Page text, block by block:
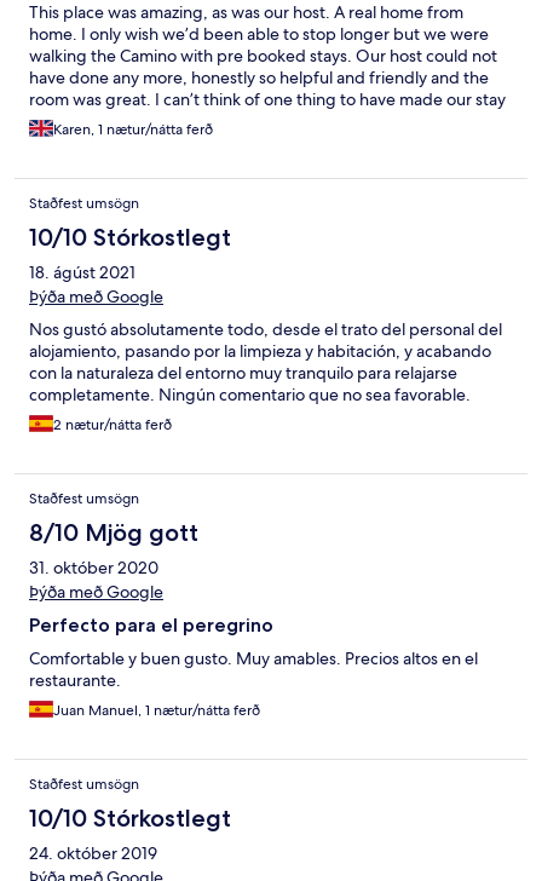
This place was amazing, as was our host. A real home from
home. I only wish we’d been able to stop longer but we were
walking the Camino with pre booked stays. Our host could not
have done any more, honestly so helpful and friendly and the
room was great. I can’t think of one thing to have made our stay
more enjoyable. Muchos gracious. 10/10.
Karen, 1 nætur/nátta ferð
Staðfest umsögn
10/10 Stórkostlegt
18. ágúst 2021
Þýða með Google
Nos gustó absolutamente todo, desde el trato del personal del
alojamiento, pasando por la limpieza y habitación, y acabando
con la naturaleza del entorno muy tranquilo para relajarse
completamente. Ningún comentario que no sea favorable.
2 nætur/nátta ferð
Staðfest umsögn
8/10 Mjög gott
31. október 2020
Þýða með Google
Perfecto para el peregrino
Comfortable y buen gusto. Muy amables. Precios altos en el
restaurante.
Juan Manuel, 1 nætur/nátta ferð
Staðfest umsögn
10/10 Stórkostlegt
24. október 2019